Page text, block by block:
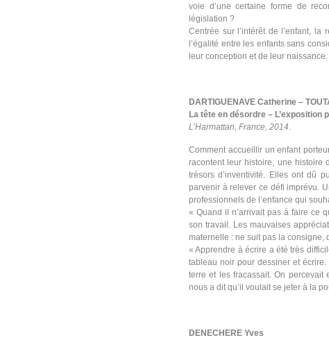
voie d’une certaine forme de
législation ?
Centrée sur l’intérêt de l’enfant, la
l’égalité entre les enfants sans
leur conception et de leur naissance.
DARTIGUENAVE Catherine –
La tête en désordre – L’exposition
L’Harmattan, France, 2014.
Comment accueillir un enfant
racontent leur histoire, une histoire
trésors d’inventivité. Elles ont dû
parvenir à relever ce défi imprévu.
professionnels de l’enfance qui
« Quand il n’arrivait pas à faire ce
son travail. Les mauvaises
maternelle : ne suit pas la
« Apprendre à écrire a été très
tableau noir pour dessiner et
terre et les fracassait. On percevait
nous a dit qu’il voulait se jeter à la
DENECHERE Yves